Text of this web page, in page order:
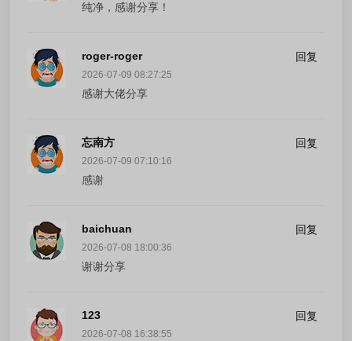
纯净，感谢分享！
roger-roger 回复
2026-07-09 08:27:25
感谢大佬分享
忘南方 回复
2026-07-09 07:10:16
感谢
baichuan 回复
2026-07-08 18:00:36
谢谢分享
123 回复
2026-07-08 16:38:55